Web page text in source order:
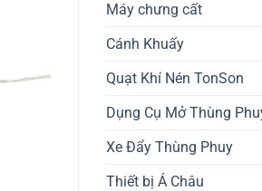
Máy chưng cất
Cánh Khuấy
Quạt Khí Nén TonSon
Dụng Cụ Mở Thùng
Xe Đẩy Thùng Phuy
Thiết bị Á Châu